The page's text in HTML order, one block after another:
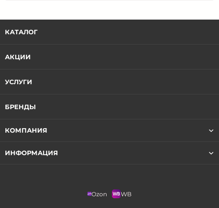
КАТАЛОГ
АКЦИИ
УСЛУГИ
БРЕНДЫ
КОМПАНИЯ
ИНФОРМАЦИЯ
Ozon WB